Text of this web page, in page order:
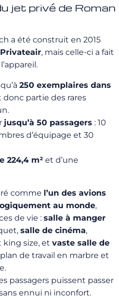
jet privé de Roman
a été construit en 2015
Privateair, mais celle-ci a fait
250 exemplaires dans
donc partie des rares
jusqu’à 50 passagers : 10
d’équipage et 30
224,4 m² et d’une
comme l’un des avions
au monde,
de vie : salle à manger
salle de cinéma,
king size, et vaste salle de
de travail en marbre et
passagers puissent passer
ennui ni inconfort.